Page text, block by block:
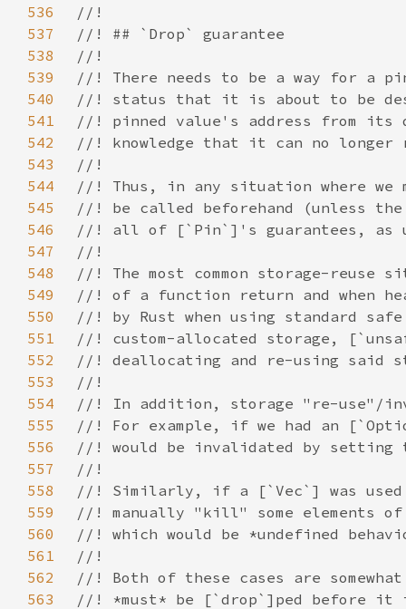
536
537
538
539
540
541
542
543
544
545
546
547
548
549
550
551
552
553
554
555
556
557
558
559
560
561
562
563